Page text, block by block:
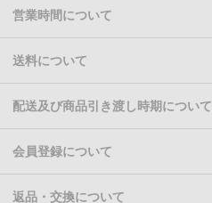
営業時間について
送料について
配送及び商品引き渡し時期について
会員登録について
返品・交換について